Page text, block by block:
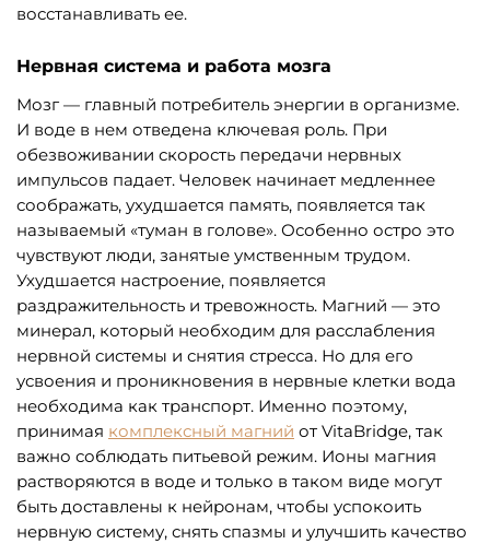
восстанавливать ее.
Нервная система и работа мозга
Мозг — главный потребитель энергии в организме.
И воде в нем отведена ключевая роль. При
обезвоживании скорость передачи нервных
импульсов падает. Человек начинает медленнее
соображать, ухудшается память, появляется так
называемый «туман в голове». Особенно остро это
чувствуют люди, занятые умственным трудом.
Ухудшается настроение, появляется
раздражительность и тревожность. Магний — это
минерал, который необходим для расслабления
нервной системы и снятия стресса. Но для его
усвоения и проникновения в нервные клетки вода
необходима как транспорт. Именно поэтому,
принимая комплексный магний от VitaBridge, так
важно соблюдать питьевой режим. Ионы магния
растворяются в воде и только в таком виде могут
быть доставлены к нейронам, чтобы успокоить
нервную систему, снять спазмы и улучшить качество